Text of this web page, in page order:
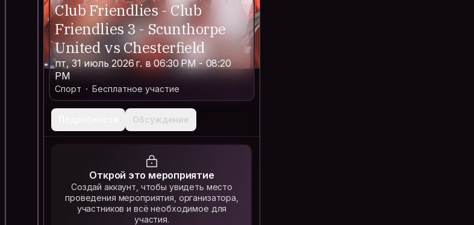
Club Friendlies - Club
Friendlies 3 - Scunthorpe
United vs Chesterfield
пт, 31 июль 2026 г. в 06:30 PM - 08:20
PM
Спорт Бесплатное участие
Обсуждение
Открой это мероприятие
Создай аккаунт, чтобы увидеть место
проведения мероприятия, организатора,
участников и всё необходимое для
участия.